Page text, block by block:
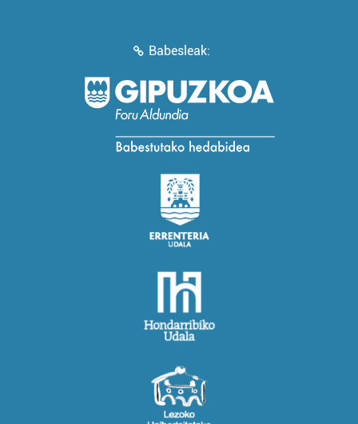
Babesleak: